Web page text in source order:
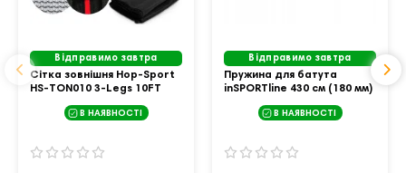
Відправимо завтра
Сітка зовнішня Hop-Sport
HS-TON010 3-Legs 10FT
В НАЯВНОСТІ
Відправимо завтра
Пружина для батута
inSPORTline 430 см (180 мм)
В НАЯВНОСТІ